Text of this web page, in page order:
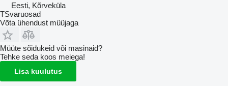
Eesti, Kõrveküla
TSvaruosad
Võta ühendust müüjaga
Müüte sõidukeid või masinaid?
Tehke seda koos meiega!
Lisa kuulutus